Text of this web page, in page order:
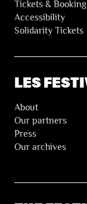
Tickets & Booking
Accessibility
Solidarity Tickets
LES
About
Our partners
Press
Our archives